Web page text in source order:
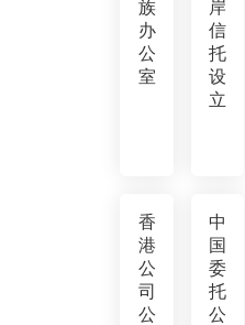
族
办
公
室
岸
信
托
设
立
香
港
公
司
公
中
国
委
托
公